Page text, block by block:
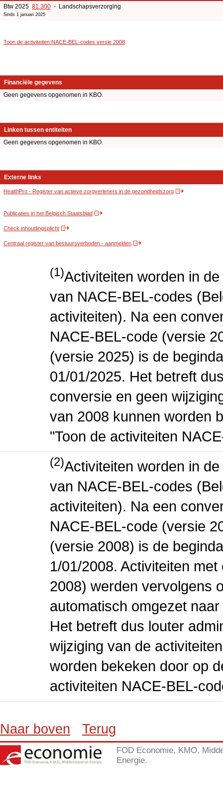
Btw 2025 81.300 - Landschapsverzorging
Sinds 1 januari 2025
Toon de activiteiten NACE-BEL-codes versie 2008
Financiële gegevens
Geen gegevens opgenomen in KBO.
Linken tussen entiteiten
Geen gegevens opgenomen in KBO.
Externe links
HealthPro - Register van actieve zorgverleners in de gezondheidszorg
Publicaties in het Belgisch Staatsblad
Check inhoudingsplicht
Centraal register van bestuursverboden - aanmelden
(1)Activiteiten worden in
van NACE-BEL-codes
activiteiten). Na een
NACE-BEL-code (versie
(versie 2025) is de
01/01/2025. Het betreft
conversie en geen
van 2008 kunnen worden
"Toon de activiteiten
(2)Activiteiten worden in
van NACE-BEL-codes
activiteiten). Na een
NACE-BEL-code (versie
(versie 2008) is de
1/01/2008. Activiteiten
2008) werden vervolgens
automatisch omgezet
Het betreft dus louter
wijziging van de
worden bekeken door op
activiteiten NACE-BEL-
Naar boven Terug
FOD Economie, KMO,
Energie.